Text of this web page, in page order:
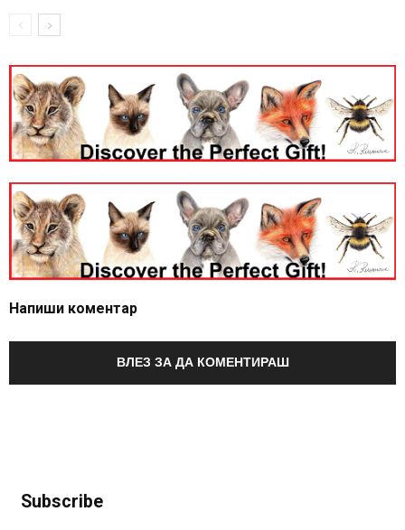
Напиши коментар
ВЛЕЗ ЗА ДА КОМЕНТИРАШ
Subscribe